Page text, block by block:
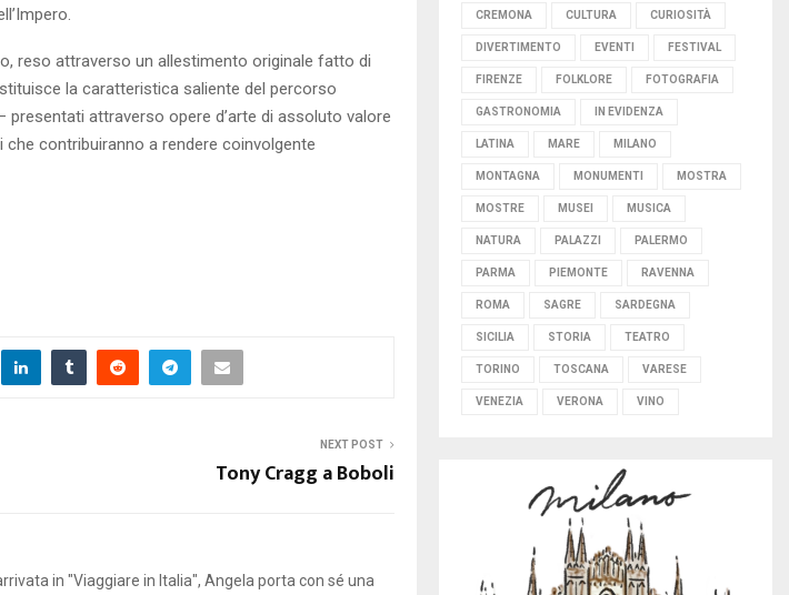
reso attraverso un allestimento originale fatto di
la caratteristica saliente del percorso
attraverso opere d’arte di assoluto valore
contribuiranno a rendere coinvolgente
NEXT POST
Tony Cragg a Boboli
in "Viaggiare in Italia", Angela porta con sé una
CREMONA CULTURA CURIOSITÀ
DIVERTIMENTO EVENTI FESTIVAL
FIRENZE FOLKLORE FOTOGRAFIA
GASTRONOMIA IN EVIDENZA
LATINA MARE MILANO
MONTAGNA MONUMENTI MOSTRA
MOSTRE MUSEI MUSICA
NATURA PALAZZI PALERMO
PARMA PIEMONTE RAVENNA
ROMA SAGRE SARDEGNA
SICILIA STORIA TEATRO
TORINO TOSCANA VARESE
VENEZIA VERONA VINO